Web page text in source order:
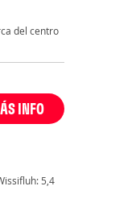
del centro
INFO
5,4